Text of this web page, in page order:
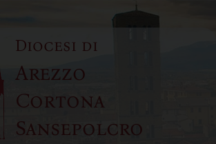
Diocesi di
Arezzo
Cortona
Sansepolcro